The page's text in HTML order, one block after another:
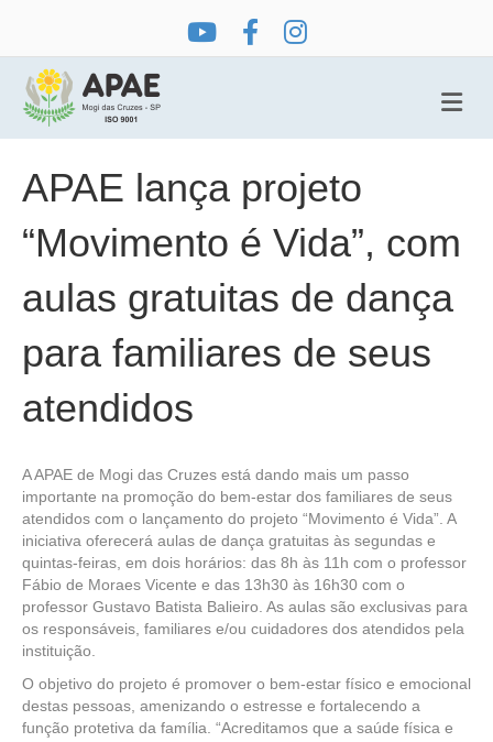
APAE lança projeto
“Movimento é Vida”, com
aulas gratuitas de dança
para familiares de seus
atendidos
A APAE de Mogi das Cruzes está dando mais um passo
importante na promoção do bem-estar dos familiares de seus
atendidos com o lançamento do projeto “Movimento é Vida”. A
iniciativa oferecerá aulas de dança gratuitas às segundas e
quintas-feiras, em dois horários: das 8h às 11h com o professor
Fábio de Moraes Vicente e das 13h30 às 16h30 com o
professor Gustavo Batista Balieiro. As aulas são exclusivas para
os responsáveis, familiares e/ou cuidadores dos atendidos pela
instituição.
O objetivo do projeto é promover o bem-estar físico e emocional
destas pessoas, amenizando o estresse e fortalecendo a
função protetiva da família. “Acreditamos que a saúde física e